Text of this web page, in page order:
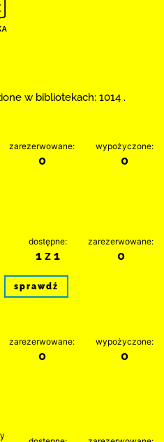
w bibliotekach: 1014 .
zarezerwowane:
0
wypożyczone:
0
dostępne:
1 z 1
zarezerwowane:
0
sprawdź
zarezerwowane:
0
wypożyczone:
0